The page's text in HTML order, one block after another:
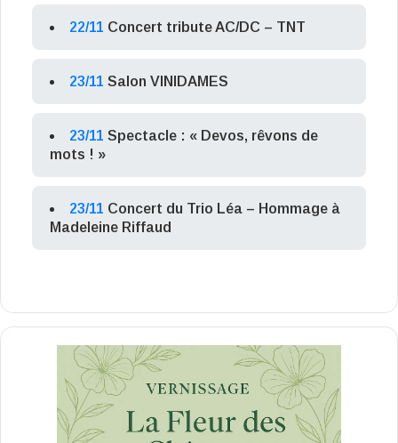
22/11 Concert tribute AC/DC – TNT
23/11 Salon VINIDAMES
23/11 Spectacle : « Devos, rêvons de
mots ! »
23/11 Concert du Trio Léa – Hommage à
Madeleine Riffaud